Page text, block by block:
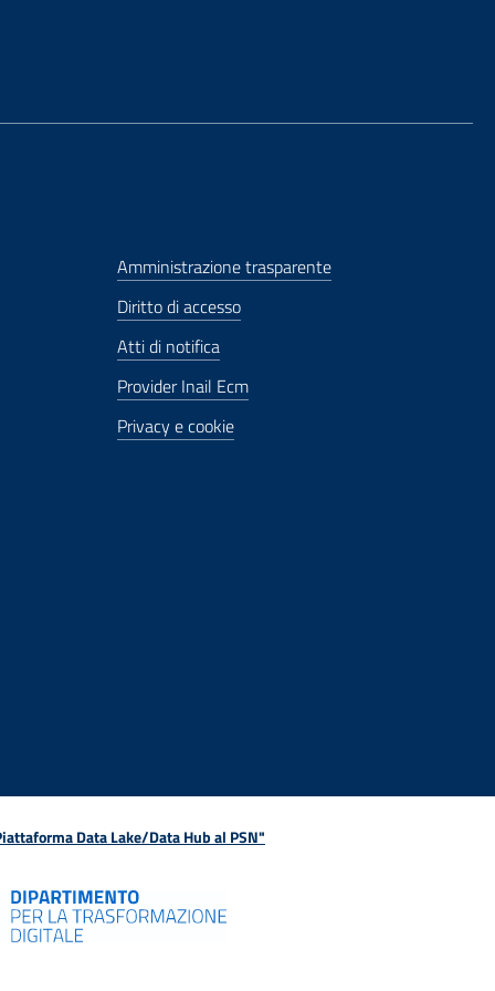
Amministrazione trasparente
Diritto di accesso
Atti di notifica
Provider Inail Ecm
Privacy e cookie
Data Lake/Data Hub al PSN"